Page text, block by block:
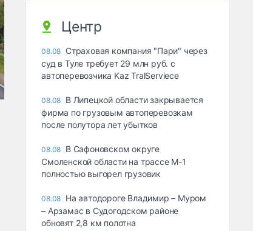
Центр
08.08 Страховая компания "Пари" через
суд в Туле требует 29 млн руб. с
автоперевозчика Kaz TralServiece
08.08 В Липецкой области закрывается
фирма по грузовым автоперевозкам
после полутора лет убытков
08.08 В Сафоновском округе
Смоленской области на трассе М-1
полностью выгорел грузовик
08.08 На автодороге Владимир – Муром
– Арзамас в Судогодском районе
обновят 2,8 км полотна